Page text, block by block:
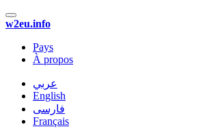
w2eu.info
Pays
À propos
عربي
English
فارسی
Français